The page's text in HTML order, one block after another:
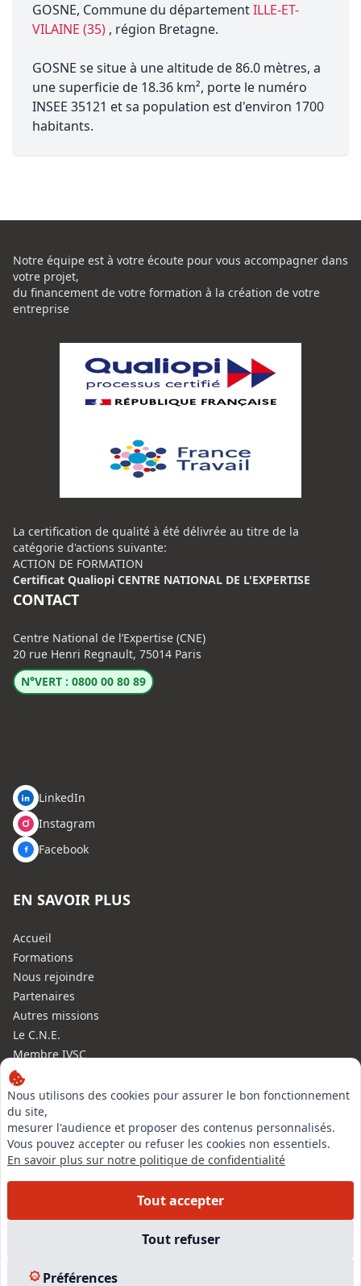
GOSNE, Commune du départementILLE-ET-
VILAINE (35) , région Bretagne.
GOSNE se situe à une altitude de 86.0 mètres, a
une superficie de 18.36 km², porte le numéro
INSEE 35121 et sa population est d'environ 1700
habitants.
Nous utilisons des cookies pour assurer le bon fonctionnement
du site,
mesurer l'audience et proposer des contenus personnalisés.
Vous pouvez accepter ou refuser les cookies non essentiels.
En savoir plus sur notre politique de confidentialité
Tout accepter
Tout refuser
Préférences
Notre équipe est à votre écoute pour vous accompagner dans
votre projet,
du financement de votre formation à la création de votre
entreprise
La certification de qualité à été délivrée au titre de la
catégorie d'actions suivante:
ACTION DE FORMATION
Certificat Qualiopi CENTRE NATIONAL DE L'EXPERTISE
CONTACT
Centre National de l’Expertise (CNE)
20 rue Henri Regnault, 75014 Paris
N°VERT : 0800 00 80 89
LinkedIn
Instagram
Facebook
EN SAVOIR PLUS
Accueil
Formations
Nous rejoindre
Partenaires
Autres missions
Le C.N.E.
Membre IVSC
Logiciel
L’Expert
Tarifs
Contact
Experts Immobiliers par régions
Accès Pro